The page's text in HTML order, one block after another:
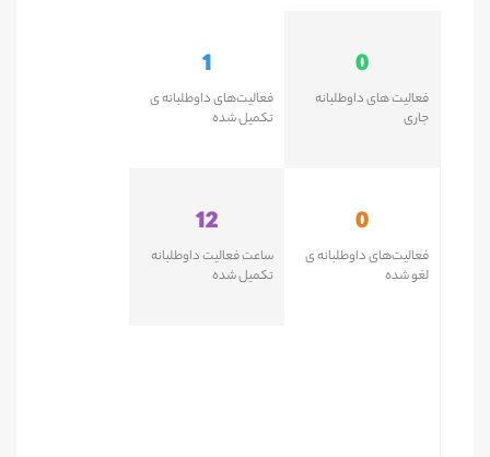
0
فعالیت های داوطلبانه
جاری
1
فعالیت‌های داوطلبانه ی
تکمیل شده
0
فعالیت‌های داوطلبانه ی
لغو شده
12
ساعت فعالیت داوطلبانه
تکمیل شده